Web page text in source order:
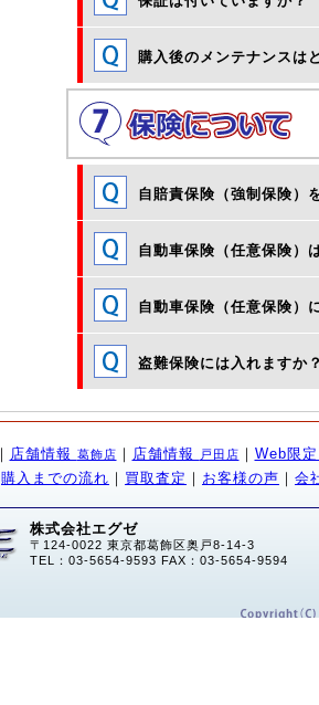
購入後のメンテナンスは
自賠責保険（強制保険）
自動車保険（任意保険）
自動車保険（任意保険）
盗難保険には入れますか
｜ 店舗情報 葛飾店 ｜ 店舗情報 戸田店 ｜ Web限
購入までの流れ ｜ 買取査定 ｜ お客様の声 ｜ 会
株式会社エグゼ
〒124-0022 東京都葛飾区奥戸8-14-3
TEL：03-5654-9593 FAX：03-5654-9594